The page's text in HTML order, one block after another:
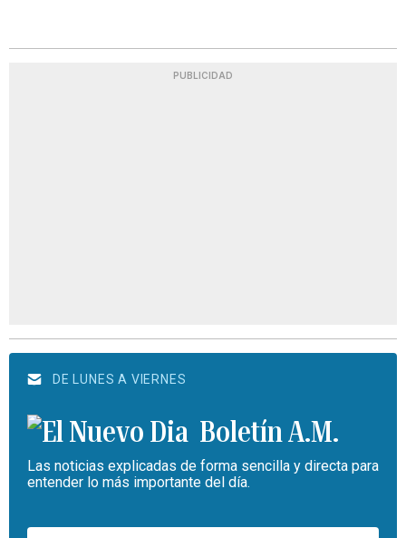
PUBLICIDAD
DE LUNES A VIERNES
Boletín A.M.
Las noticias explicadas de forma sencilla y directa para
entender lo más importante del día.